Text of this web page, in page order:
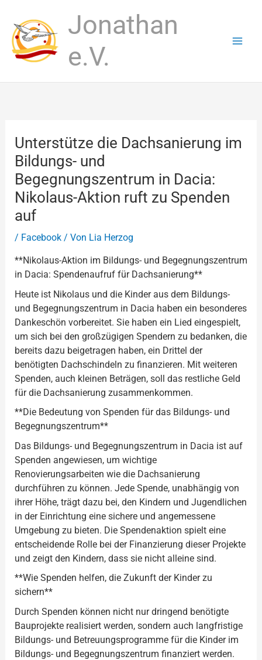
Inhalt
springen
Jonathan
e.V.
Unterstütze die Dachsanierung im
Bildungs- und
Begegnungszentrum in Dacia:
Nikolaus-Aktion ruft zu Spenden
auf
/ Facebook/ Von Lia Herzog
**Nikolaus-Aktion im Bildungs- und Begegnungszentrum
in Dacia: Spendenaufruf für Dachsanierung**
Heute ist Nikolaus und die Kinder aus dem Bildungs-
und Begegnungszentrum in Dacia haben ein besonderes
Dankeschön vorbereitet. Sie haben ein Lied eingespielt,
um sich bei den großzügigen Spendern zu bedanken, die
bereits dazu beigetragen haben, ein Drittel der
benötigten Dachschindeln zu finanzieren. Mit weiteren
Spenden, auch kleinen Beträgen, soll das restliche Geld
für die Dachsanierung zusammenkommen.
**Die Bedeutung von Spenden für das Bildungs- und
Begegnungszentrum**
Das Bildungs- und Begegnungszentrum in Dacia ist auf
Spenden angewiesen, um wichtige
Renovierungsarbeiten wie die Dachsanierung
durchführen zu können. Jede Spende, unabhängig von
ihrer Höhe, trägt dazu bei, den Kindern und Jugendlichen
in der Einrichtung eine sichere und angemessene
Umgebung zu bieten. Die Spendenaktion spielt eine
entscheidende Rolle bei der Finanzierung dieser Projekte
und zeigt den Kindern, dass sie nicht alleine sind.
**Wie Spenden helfen, die Zukunft der Kinder zu
sichern**
Durch Spenden können nicht nur dringend benötigte
Bauprojekte realisiert werden, sondern auch langfristige
Bildungs- und Betreuungsprogramme für die Kinder im
Bildungs- und Begegnungszentrum finanziert werden.